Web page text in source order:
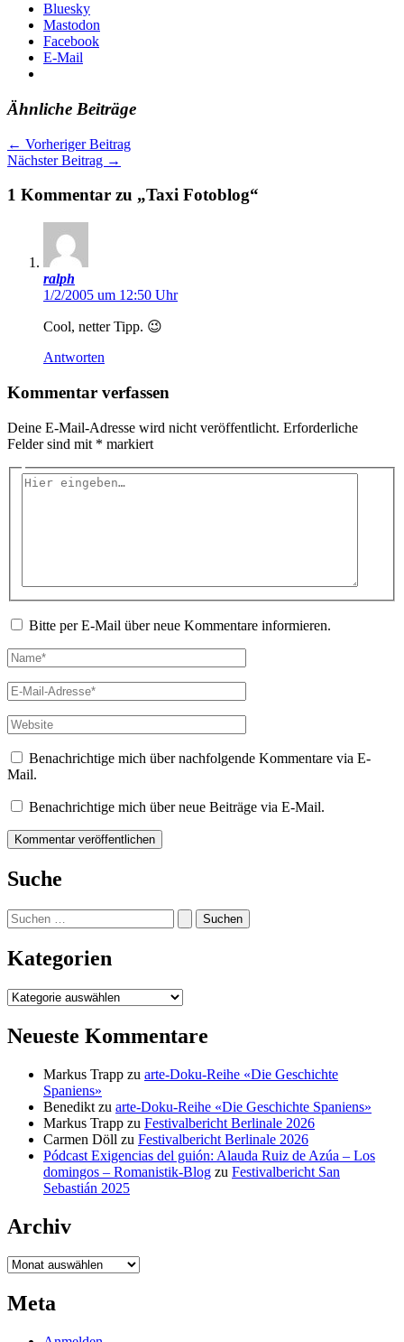
Bluesky
Mastodon
Facebook
E-Mail
Ähnliche Beiträge
← Vorheriger Beitrag
Nächster Beitrag →
1 Kommentar zu „Taxi Fotoblog“
ralph
1/2/2005 um 12:50 Uhr
Cool, netter Tipp. 😉
Antworten
Kommentar verfassen
Deine E-Mail-Adresse wird nicht veröffentlicht. Erforderliche
Felder sind mit * markiert
Hier
Bitte per E-Mail über neue Kommentare informieren.
Name*
E-
Mail-
Adresse*
Website
Benachrichtige mich über nachfolgende Kommentare via E-
Mail.
Benachrichtige mich über neue Beiträge via E-Mail.
Suche
Suchen
nach:
Kategorien
Kategorien
Neueste Kommentare
Markus Trapp zu arte-Doku-Reihe «Die Geschichte
Spaniens»
Benedikt zu arte-Doku-Reihe «Die Geschichte Spaniens»
Markus Trapp zu Festivalbericht Berlinale 2026
Carmen Döll zu Festivalbericht Berlinale 2026
Pódcast Exigencias del guión: Alauda Ruiz de Azúa – Los
domingos – Romanistik-Blog zu Festivalbericht San
Sebastián 2025
Archiv
Archiv
Meta